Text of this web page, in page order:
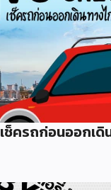
ช็ครถก่อนออกเดิ